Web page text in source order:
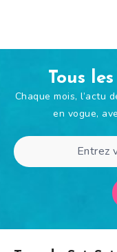
Tous
Chaque mois, l’actu
en vogue,